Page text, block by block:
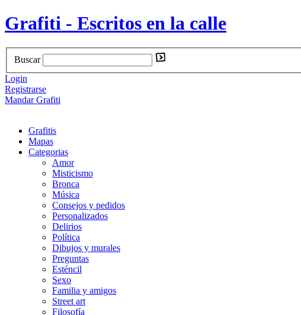
Grafiti - Escritos en la calle
Buscar
Login
Registrarse
Mandar Grafiti
Grafitis
Mapas
Categorias
Amor
Misticismo
Bronca
Música
Consejos y pedidos
Personalizados
Delirios
Política
Dibujos y murales
Preguntas
Esténcil
Sexo
Familia y amigos
Street art
Filosofía